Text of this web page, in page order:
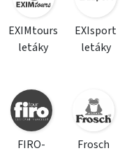
EXIMtours
letáky
EXIsport
letáky
FIRO-
Frosch